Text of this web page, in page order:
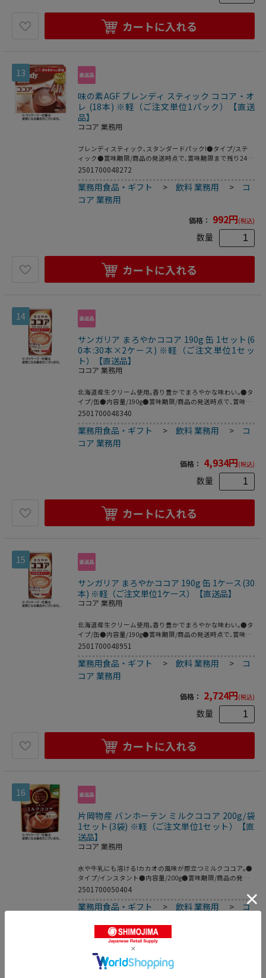
カートに入れる
13
味の素AGF ブレンディ スティック ココア・オ
レ (18本) ※軽（ご注文単位1パック）【直送
品】
ココア 業務用
ブレンディスティック､スタンダードパック!●タイプ/ステ
ィック●賞味期限/商品の発送時点で､賞味期限まで残り240
日以上の商品をお届けします｡●シリーズ名/Blendy●1箱
様が変更になる場合がございます｡●ココア・オレ18本入り｡
2501700048272
業務用食品・ギフト >飲料 業務用 > コ
コア 業務用
価格： 992円(税込)
数量
カートに入れる
14
サンガリア まろやかココア 190g 缶 1セット(6
0本:30本×2ケース) ※軽（ご注文単位1セッ
ト）【直送品】
ココア 業務用
北海道産生クリーム使用｡香り豊かでまろやかな味わい｡●タ
イプ/缶●内容量/190g●賞味期限/商品の発送時点で､賞味期
限まで残り120日以上の商品をお届けします｡●1セット=30
び仕様が変更になる場合がございます｡●190g缶､30本×2ケ
ースのセットです｡
2501700048340
業務用食品・ギフト >飲料 業務用 > コ
コア 業務用
価格： 4,934円(税込)
数量
カートに入れる
15
サンガリア まろやかココア 190g 缶 1ケース(30
本) ※軽（ご注文単位1ケース）【直送品】
ココア 業務用
北海道産生クリーム使用｡香り豊かでまろやかな味わい｡●タ
イプ/缶●内容量/190g●賞味期限/商品の発送時点で､賞味期
限まで残り120日以上の商品をお届けします｡●1ケース=30
変更になる場合がございます｡●190g缶､30本です｡
2501700048951
業務用食品・ギフト >飲料 業務用 > コ
コア 業務用
価格： 2,724円(税込)
数量
カートに入れる
16
片岡物産 バンホーテン ミルクココア 200g/袋
1セット(3袋) ※軽（ご注文単位1セット）【直
送品】
ココア 業務用
水や牛乳にも溶ける!カカオの風味が際立つミルクココア｡●
タイプ/インスタント●内容量/200g●賞味期限/商品の発送
時点で､賞味期限まで残り180日以上の商品をお届けします｡
●シリーズ名/バンホーテン●約9杯分●1セット=3袋※メー
カー都合により､パッケージデザインおよび仕様が変更にな
200g×3袋セットです｡
2501700050404
業務用食品・ギフト >飲料 業務用 > コ